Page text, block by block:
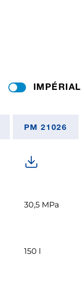
IMPÉRIAL
PM 21026
30,5 MPa
150 l